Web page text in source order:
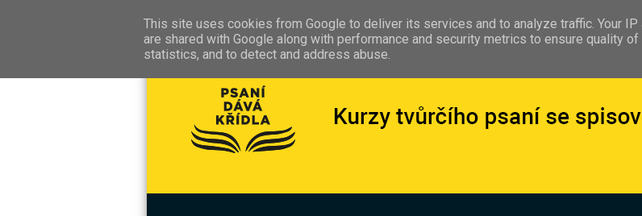
This site uses cookies from Google to deliver its services and to analyze traffic. Your
are shared with Google along with performance and security metrics to ensure quality
statistics, and to detect and address abuse.